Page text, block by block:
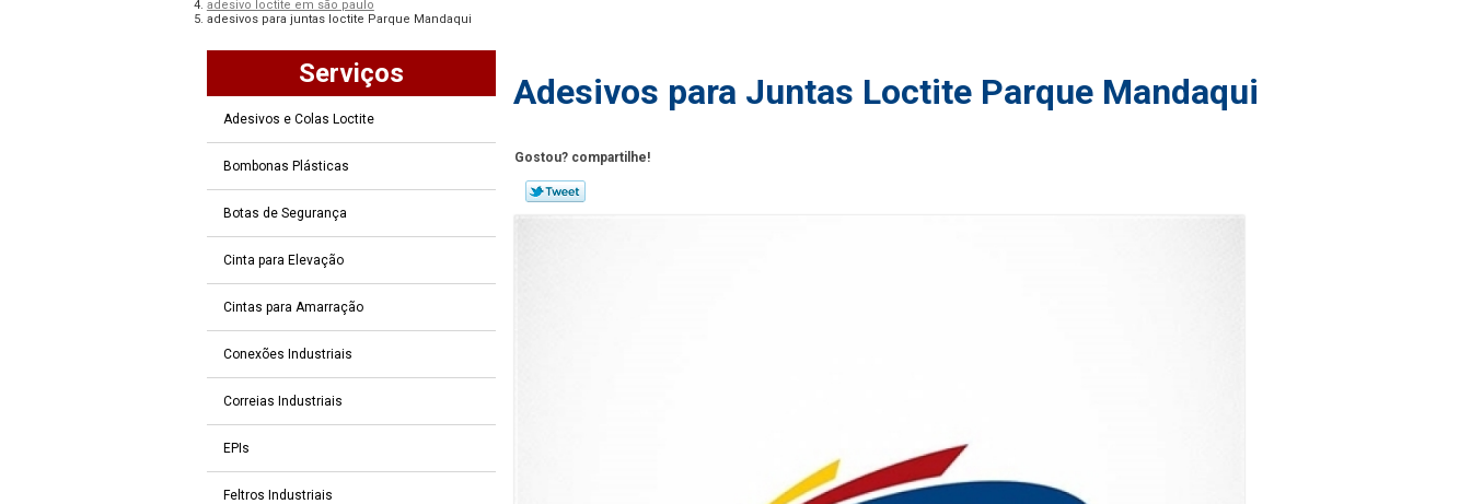
adesivo loctite em são paulo
adesivos para juntas loctite Parque Mandaqui
Serviços
Adesivos e Colas Loctite
Bombonas Plásticas
Botas de Segurança
Cinta para Elevação
Cintas para Amarração
Conexões Industriais
Correias Industriais
EPIs
Feltros Industriais
Adesivos para Juntas Loctite Parque Mandaqui
Gostou? compartilhe!